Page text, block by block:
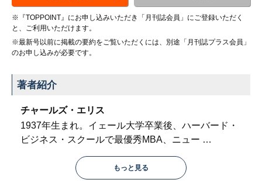
※『TOPPOINT』にお申し込みいただき「月刊誌会員」にご登録いただく
と、ご利用いただけます。
※最新号以前に掲載の要約をご覧いただくには、別途「月刊誌プラス会員」
のお申し込みが必要です。
著者紹介
チャールズ・エリス
1937年生まれ。イェール大学卒業後、ハーバード・
ビジネス・スクールで最優秀MBA、ニュー …
もっと見る